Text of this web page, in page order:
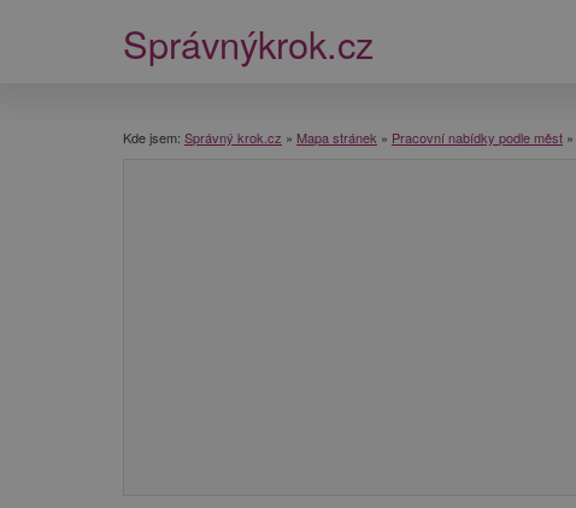
Správnýkrok.cz
Kde jsem: Správný krok.cz » Mapa stránek » Pracovní nabídky podle měst »